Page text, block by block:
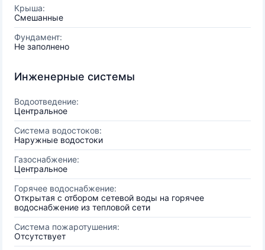
Крыша:
Смешанные
Фундамент:
Не заполнено
Инженерные системы
Водоотведение:
Центральное
Система водостоков:
Наружные водостоки
Газоснабжение:
Центральное
Горячее водоснабжение:
Открытая с отбором сетевой воды на горячее
водоснабжение из тепловой сети
Система пожаротушения:
Отсутствует